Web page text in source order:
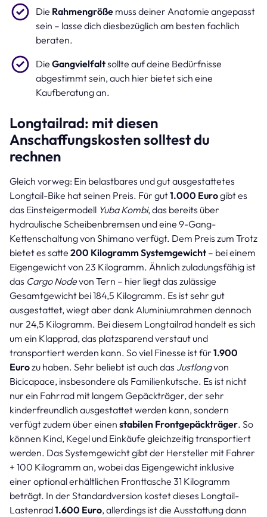
Die Rahmengröße muss deiner Anatomie angepasst
sein – lasse dich diesbezüglich am besten fachlich
beraten.
Die Gangvielfaltsollte auf deine Bedürfnisse
abgestimmt sein, auch hier bietet sich eine
Kaufberatung an.
Longtailrad: mit diesen
Anschaffungskosten solltest du
rechnen
Gleich vorweg: Ein belastbares und gut ausgestattetes
Longtail-Bike hat seinen Preis. Für gut1.000 Eurogibt es
das Einsteigermodell Yuba Kombi, das bereits über
hydraulische Scheibenbremsen und eine 9-Gang-
Kettenschaltung von Shimano verfügt. Dem Preis zum Trotz
bietet es satte 200 Kilogramm Systemgewicht – bei einem
Eigengewicht von 23 Kilogramm. Ähnlich zuladungsfähig ist
das Cargo Nodevon Tern – hier liegt das zulässige
Gesamtgewicht bei 184,5 Kilogramm. Es ist sehr gut
ausgestattet, wiegt aber dank Aluminiumrahmen dennoch
nur 24,5 Kilogramm. Bei diesem Longtailrad handelt es sich
um ein Klapprad, das platzsparend verstaut und
transportiert werden kann. So viel Finesse ist für 1.900
Eurozu haben. Sehr beliebt ist auch das Justlongvon
Bicicapace, insbesondere als Familienkutsche. Es ist nicht
nur ein Fahrrad mit langem Gepäckträger, der sehr
kinderfreundlich ausgestattet werden kann, sondern
verfügt zudem über einen stabilen Frontgepäckträger. So
können Kind, Kegel und Einkäufe gleichzeitig transportiert
werden. Das Systemgewicht gibt der Hersteller mit Fahrer
+ 100 Kilogramm an, wobei das Eigengewicht inklusive
einer optional erhältlichen Fronttasche 31 Kilogramm
beträgt. In der Standardversion kostet dieses Longtail-
Lastenrad1.600 Euro, allerdings ist die Ausstattung dann